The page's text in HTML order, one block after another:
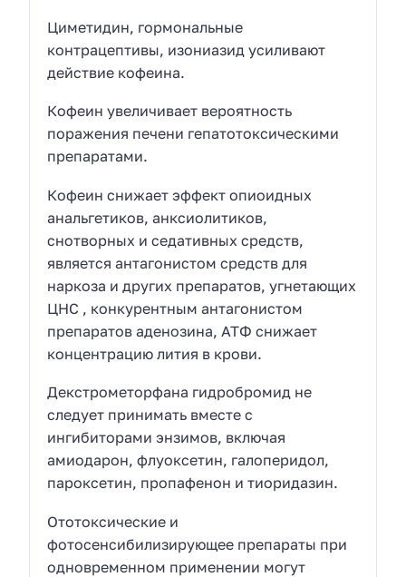
Циметидин, гормональные
контрацептивы, изониазид усиливают
действие кофеина.
Кофеин увеличивает вероятность
поражения печени гепатотоксическими
препаратами.
Кофеин снижает эффект опиоидных
анальгетиков, анксиолитиков,
снотворных и седативных средств,
является антагонистом средств для
наркоза и других препаратов, угнетающих
ЦНС , конкурентным антагонистом
препаратов аденозина, АТФ снижает
концентрацию лития в крови.
Декстрометорфана гидробромид не
следует принимать вместе с
ингибиторами энзимов, включая
амиодарон, флуоксетин, галоперидол,
пароксетин, пропафенон и тиоридазин.
Ототоксические и
фотосенсибилизирующее препараты при
одновременном применении могут